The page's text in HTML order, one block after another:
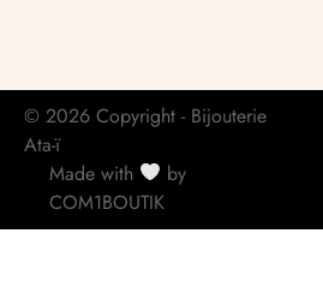
© 2026 Copyright - Bijouterie
Ata-ï
Made with
by
COM1BOUTIK